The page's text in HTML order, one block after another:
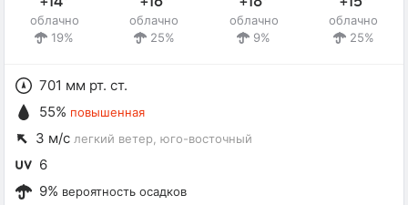
облачно
19%
облачно
25%
облачно
9%
облачно
25%
701 мм рт. ст.
55% повышенная
3 м/с легкий ветер , юго-восточный
6
9% вероятность осадков